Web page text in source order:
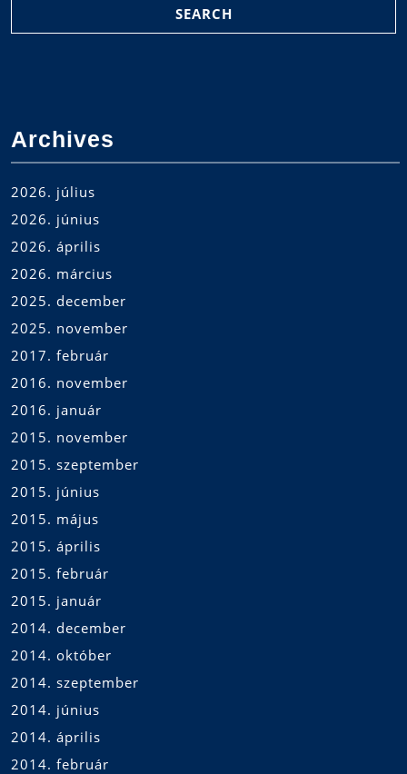
Archives
2026. július
2026. június
2026. április
2026. március
2025. december
2025. november
2017. február
2016. november
2016. január
2015. november
2015. szeptember
2015. június
2015. május
2015. április
2015. február
2015. január
2014. december
2014. október
2014. szeptember
2014. június
2014. április
2014. február